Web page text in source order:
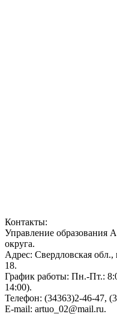
Контакты:
Управление образования
округа.
Адрес: Свердловская
18.
График работы: Пн.-Пт.:
14:00).
Телефон: (34363)2-46-47,
E-mail: artuo_02@mail.ru.